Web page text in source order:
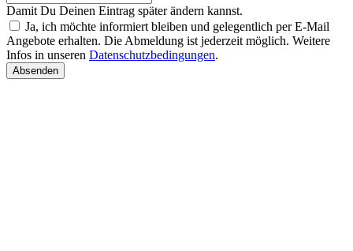
Damit Du Deinen Eintrag später ändern kannst.
Ja, ich möchte informiert bleiben und gelegentlich per E-Mail
Angebote erhalten. Die Abmeldung ist jederzeit möglich. Weitere
Infos in unseren Datenschutzbedingungen.
Absenden